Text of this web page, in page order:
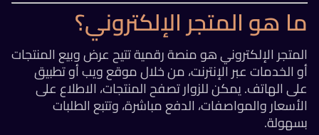
ما هو المتجر الإلكتروني؟
المتجر الإلكتروني هو منصة رقمية تتيح عرض وبيع المنتجات
أو الخدمات عبر الإنترنت، من خلال موقع ويب أو تطبيق
على الهاتف. يمكن للزوار تصفح المنتجات، الاطلاع على
الأسعار والمواصفات، الدفع مباشرة، وتتبع الطلبات
بسهولة.